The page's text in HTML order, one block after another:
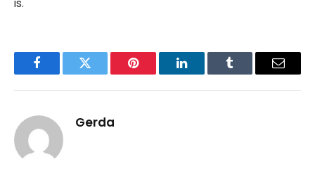
FacebookTwitter Pinterest LinkedInTumblr Email
Gerda